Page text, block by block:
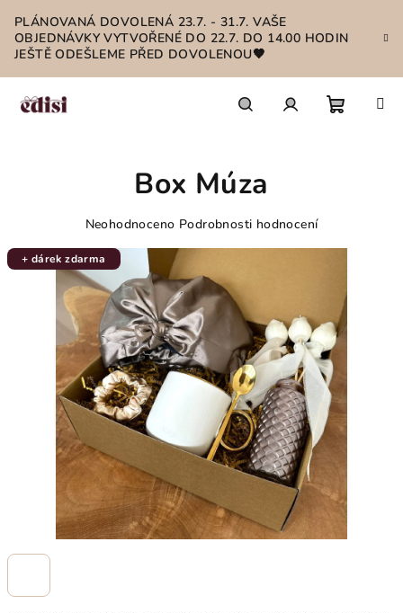
obsah
PLÁNOVANÁ DOVOLENÁ 23.7. - 31.7. VAŠE
OBJEDNÁVKY VYTVOŘENÉ DO 22.7. DO 14.00 HODIN
JEŠTĚ ODEŠLEME PŘED DOVOLENOU🤎
Box Múza
Průměrné
produktu
je
0,0
5
hvězdiček.
Neohodnoceno Podrobnosti hodnocení
+ dárek zdarma